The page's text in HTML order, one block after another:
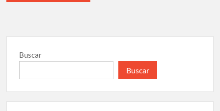
Buscar
Buscar